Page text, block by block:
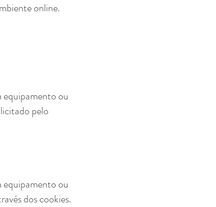
online.
equipamento ou
pelo
equipamento ou
dos cookies.